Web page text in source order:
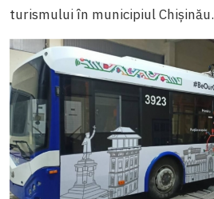
turismului în municipiul Chișinău.